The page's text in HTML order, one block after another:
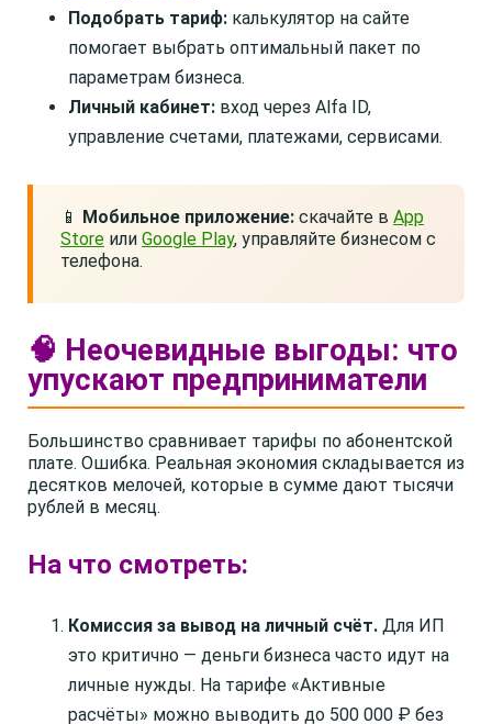
Подобрать тариф: калькулятор на сайте
помогает выбрать оптимальный пакет по
параметрам бизнеса.
Личный кабинет: вход через Alfa ID,
управление счетами, платежами, сервисами.
📱 Мобильное приложение: скачайте в App
Store или Google Play, управляйте бизнесом с
телефона.
🧠 Неочевидные выгоды: что
упускают предприниматели
Большинство сравнивает тарифы по абонентской
плате. Ошибка. Реальная экономия складывается из
десятков мелочей, которые в сумме дают тысячи
рублей в месяц.
На что смотреть:
Комиссия за вывод на личный счёт. Для ИП
это критично — деньги бизнеса часто идут на
личные нужды. На тарифе «Активные
расчёты» можно выводить до 500 000 ₽ без